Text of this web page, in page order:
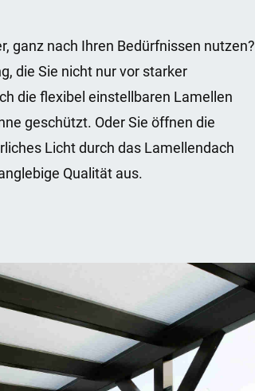
ganz nach Ihren Bedürfnissen nutzen?
die Sie nicht nur vor starker
die flexibel einstellbaren Lamellen
geschützt. Oder Sie öffnen die
Licht durch das Lamellendach
Qualität aus.